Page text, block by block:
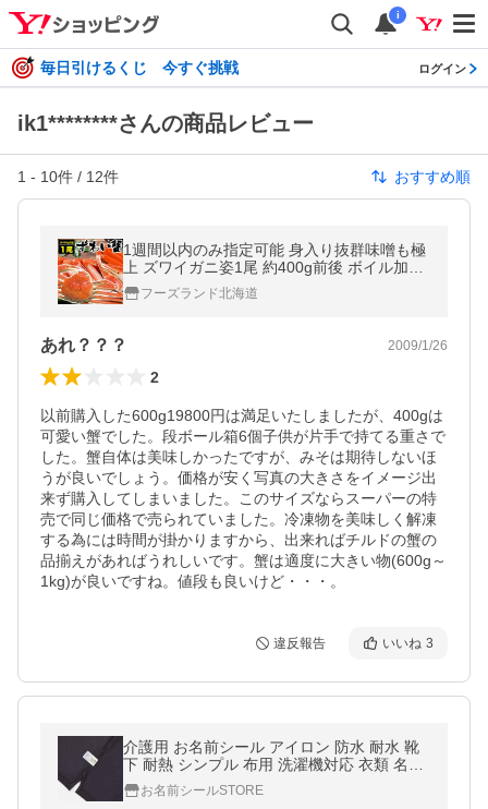
i
毎日引けるくじ 今すぐ挑戦 ログイン
ik1********さんの商品レビュー
1 - 10件 / 12件 おすすめ順
1週間以内のみ指定可能 身入り抜群味噌も極
上 ズワイガニ姿1尾 約400g前後 ボイル加熱
済み 冷凍
フーズランド北海道
あれ？？？ 2009/1/26
2
以前購入した600g19800円は満足いたしましたが、400gは
可愛い蟹でした。段ボール箱6個子供が片手で持てる重さで
した。蟹自体は美味しかったですが、みそは期待しないほ
うが良いでしょう。価格が安く写真の大きさをイメージ出
来ず購入してしまいました。このサイズならスーパーの特
売で同じ価格で売られていました。冷凍物を美味しく解凍
する為には時間が掛かりますから、出来ればチルドの蟹の
品揃えがあればうれしいです。蟹は適度に大きい物(600g～
1kg)が良いですね。値段も良いけど・・・。
違反報告 いいね 3
介護用 お名前シール アイロン 防水 耐水 靴
下 耐熱 シンプル 布用 洗濯機対応 衣類 名つ
け 名札 老人ホーム 入居準備 介護シール 父
の日お名前シールSTORE